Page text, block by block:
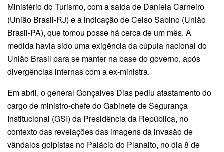
Ministério do Turismo, com a saída de Daniela Carneiro
(União Brasil-RJ) e a indicação de Celso Sabino (União
Brasil-PA), que tomou posse há cerca de um mês. A
medida havia sido uma exigência da cúpula nacional do
União Brasil para se manter na base do governo, após
divergências internas com a ex-ministra.
Em abril, o general Gonçalves Dias pediu afastamento do
cargo de ministro-chefe do Gabinete de Segurança
Institucional (GSI) da Presidência da República, no
contexto das revelações das imagens da invasão de
vândalos golpistas no Palácio do Planalto, no dia 8 de